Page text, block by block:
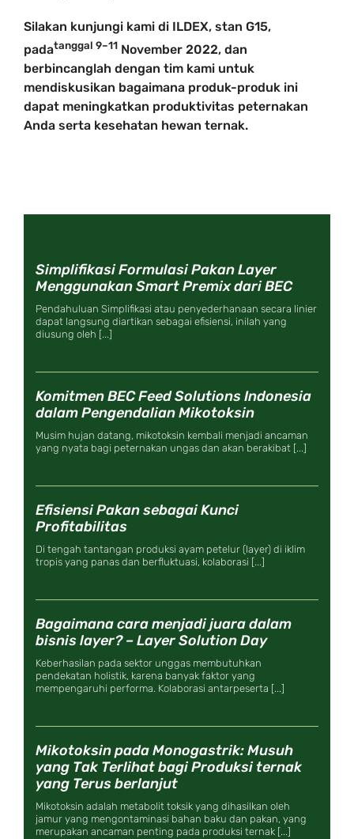
Silakan kunjungi kami di ILDEX, stan G15,
padatanggal 9–11November 2022, dan
berbincanglah dengan tim kami untuk
mendiskusikan bagaimana produk-produk ini
dapat meningkatkan produktivitas peternakan
Anda serta kesehatan hewan ternak.
Simplifikasi Formulasi Pakan Layer
Menggunakan Smart Premix dari BEC
Pendahuluan Simplifikasi atau penyederhanaan secara linier
dapat langsung diartikan sebagai efisiensi, inilah yang
diusung oleh [...]
Komitmen BEC Feed Solutions Indonesia
dalam Pengendalian Mikotoksin
Musim hujan datang, mikotoksin kembali menjadi ancaman
yang nyata bagi peternakan ungas dan akan berakibat [...]
Efisiensi Pakan sebagai Kunci
Profitabilitas
Di tengah tantangan produksi ayam petelur (layer) di iklim
tropis yang panas dan berfluktuasi, kolaborasi [...]
Bagaimana cara menjadi juara dalam
bisnis layer? – Layer Solution Day
Keberhasilan pada sektor unggas membutuhkan
pendekatan holistik, karena banyak faktor yang
mempengaruhi performa. Kolaborasi antarpeserta [...]
Mikotoksin pada Monogastrik: Musuh
yang Tak Terlihat bagi Produksi ternak
yang Terus berlanjut
Mikotoksin adalah metabolit toksik yang dihasilkan oleh
jamur yang mengontaminasi bahan baku dan pakan, yang
merupakan ancaman penting pada produksi ternak [...]